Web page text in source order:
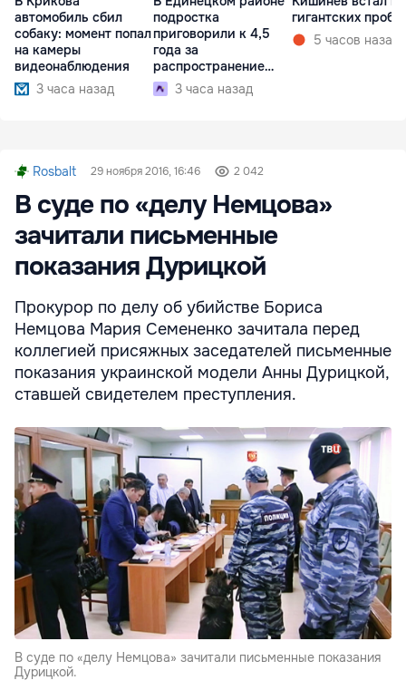
автомобиль сбил
собаку: момент попал
на камеры
видеонаблюдения
3 часа назад
подростка
приговорили к 4,5
года за
распространение
наркотиков
3 часа назад
гигантских
5 часов назад
Rosbalt 29 ноября 2016, 16:46 2 042
В суде по «делу Немцова»
зачитали письменные
показания Дурицкой
Прокурор по делу об убийстве Бориса
Немцова Мария Семененко зачитала перед
коллегией присяжных заседателей письменные
показания украинской модели Анны Дурицкой,
ставшей свидетелем преступления.
В суде по «делу Немцова» зачитали письменные показания
Дурицкой.